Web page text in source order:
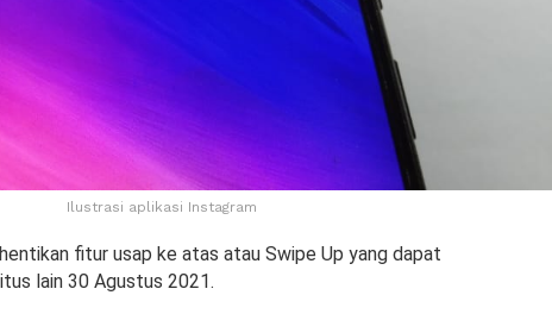
Ilustrasi aplikasi Instagram
fitur usap ke atas atau Swipe Up yang dapat
lain 30 Agustus 2021.